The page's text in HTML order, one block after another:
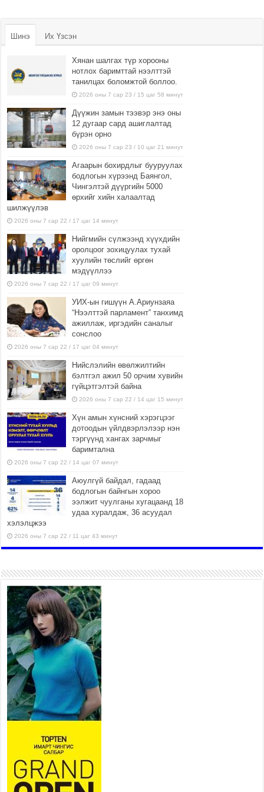
Шинэ Их Үзсэн
Хянан шалгах түр хорооны
нотлох баримттай нээлттэй
танилцах боломжтой боллоо.
2026 оны 7 сар 23 / 15 цаг 58 минут
Дүүжин замын тээвэр энэ оны
12 дугаар сард ашиглалтад
бүрэн орно
2026 оны 7 сар 23 / 10 цаг 21 минут
Агаарын бохирдлыг бууруулах
бодлогын хүрээнд Баянгол,
Чингэлтэй дүүргийн 5000
өрхийг хийн халаалтад
шилжүүлэв
2026 оны 7 сар 22 / 17 цаг 14 минут
Нийгмийн сүлжээнд хүүхдийн
оролцоог зохицуулах тухай
хуулийн төслийг өргөн
мэдүүллээ
2026 оны 7 сар 22 / 17 цаг 09 минут
УИХ-ын гишүүн А.Ариунзаяа
“Нээлттэй парламент” танхимд
ажиллаж, иргэдийн саналыг
сонслоо
2026 оны 7 сар 22 / 17 цаг 04 минут
Нийслэлийн өвөлжилтийн
бэлтгэл ажил 50 орчим хувийн
гүйцэтгэлтэй байна
2026 оны 7 сар 22 / 14 цаг 15 минут
Хүн амын хүнсний хэрэгцээг
дотоодын үйлдвэрлэлээр нэн
тэргүүнд хангах зарчмыг
баримтална
2026 оны 7 сар 22 / 14 цаг 07 минут
Аюулгүй байдал, гадаад
бодлогын байнгын хороо
ээлжит чуулганы хугацаанд 18
удаа хуралдаж, 36 асуудал
хэлэлцжээ
2026 оны 7 сар 22 / 11 цаг 43 минут
боломжтой-Хүүхэд хөгжүүлэх
төв” байгуулах төсөлд төр,
хувийн хэвшлийн түншлэлийн хүрээнд хамтран
ажиллахыг урьж байна
2026 оны 7 сар 22 / 9 цаг 28 минут
Б.Пүрэвдагва: “Урт цагаан”-ыг
залуучууд чөлөөт цагаа
өнгөрүүлдэг, жуулчид зорьж
ирдэг цэг болгоно
2026 оны 7 сар 21 / 16 цаг 47 минут
Тусгай замын автобус /BRT/ төслийн удирдах
хорооны ээлжит хуралдаан боллоо
Ерөнхий сайд Н.Учрал БНХАУ-аас Монгол Улсад
суугаа Элчин сайд Шэнь Миньжюанийг хүлээн
авч уулзав
2026 оны 7 сар 21 / 16 цаг 39 минут